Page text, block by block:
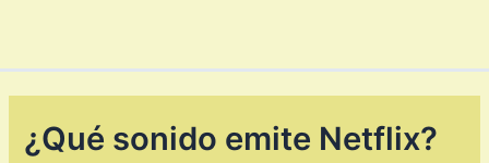
¿Qué sonido emite Netflix?